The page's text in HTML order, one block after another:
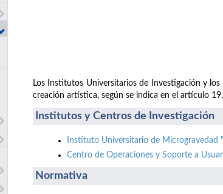
Los Institutos Universitarios de Investigación y
creación artística, según se indica en el artículo
Institutos y Centros de Investigación
Instituto Universitario de Microgravedad
Centro de Operaciones y Soporte a
Normativa